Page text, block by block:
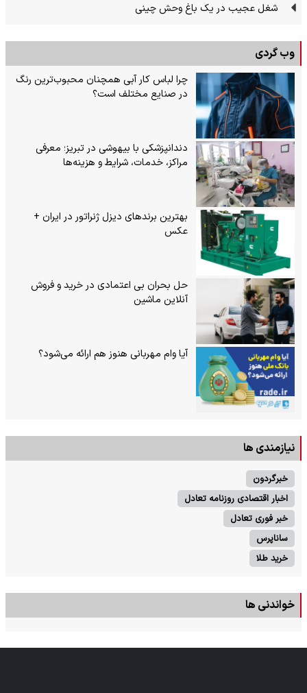
شغل عجیب در یک باغ وحش چینی
وب گردی
چرا لباس کار آبی همچنان محبوب‌ترین رنگ
در صنایع مختلف است؟
دندانپزشکی با بیهوشی در تبریز؛ معرفی
مراکز، خدمات، شرایط و هزینه‌ها
بهترین برندهای دیزل ژنراتور در ایران +
عکس
حل بحران بی‌ اعتمادی در خرید و فروش
آنلاین ماشین
آیا وام مهربانی هنوز هم ارائه می‌شود؟
نیازمندی ها
خبرگردون
اخبار اقتصادی روزنامه تعادل
خبر فوری تعادل
ساناپرس
خرید طلا
خواندنی ها